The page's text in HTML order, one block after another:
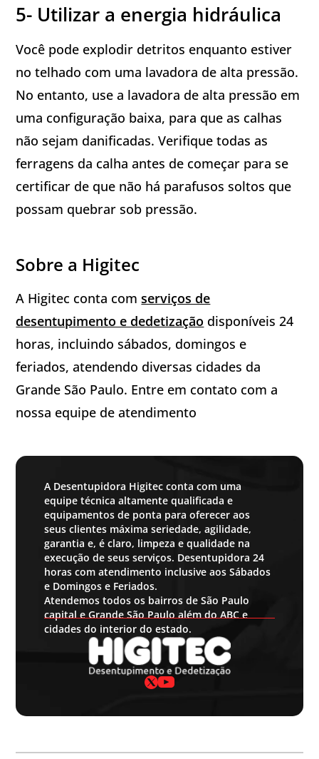
5- Utilizar a energia hidráulica
Você pode explodir detritos enquanto estiver
no telhado com uma lavadora de alta pressão.
No entanto, use a lavadora de alta pressão em
uma configuração baixa, para que as calhas
não sejam danificadas. Verifique todas as
ferragens da calha antes de começar para se
certificar de que não há parafusos soltos que
possam quebrar sob pressão.
Sobre a Higitec
A Higitec conta comserviços de
desentupimento e dedetização disponíveis 24
horas, incluindo sábados, domingos e
feriados, atendendo diversas cidades da
Grande São Paulo. Entre em contato com a
nossa equipe de atendimento
A Desentupidora Higitec conta com uma
equipe técnica altamente qualificada e
equipamentos de ponta para oferecer aos
seus clientes máxima seriedade, agilidade,
garantia e, é claro, limpeza e qualidade na
execução de seus serviços. Desentupidora 24
horas com atendimento inclusive aos Sábados
e Domingos e Feriados.
Atendemos todos os bairros de São Paulo
capital e Grande São Paulo além do ABC e
cidades do interior do estado.